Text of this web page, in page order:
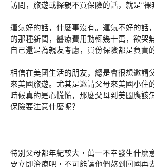
訪問，旅遊或探親不買保險的話，就是“裸
運氣好的話，什麼事沒有。運氣不好的話
的那種新聞，醫療費用動輒幾十萬，欲哭
自己還是為親友考慮，買份保險都是負責
相信在美國生活的朋友，總是會很想邀請
來美國旅遊。尤其是邀請父母來美國小住
時候真的是心慌慌，那麼父母到美國應該
保險要注意什麼呢？
特別父母都年紀較大，萬一不幸發生什麼
要立即治療吧，不可能讓他們熬到回國再